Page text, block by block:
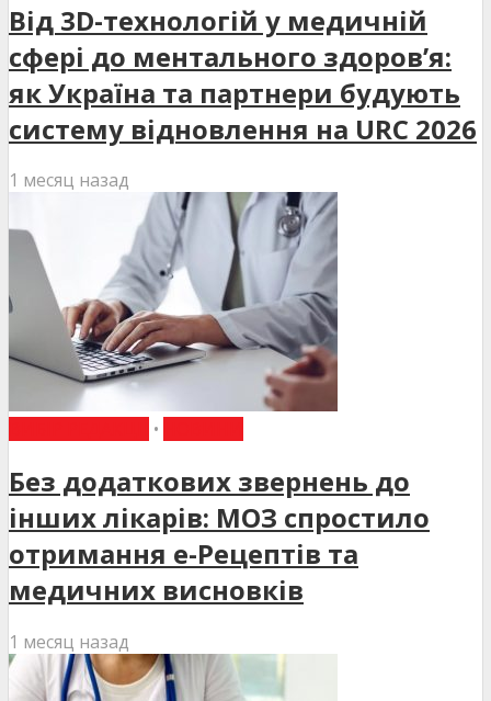
Від 3D-технологій у медичній
сфері до ментального здоров’я:
як Україна та партнери будують
систему відновлення на URC 2026
1 месяц назад
•
Без додаткових звернень до
інших лікарів: МОЗ спростило
отримання е-Рецептів та
медичних висновків
1 месяц назад